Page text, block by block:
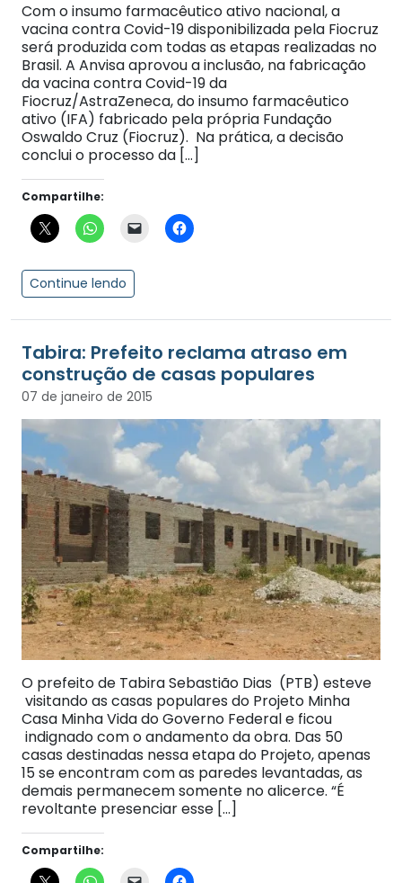
Com o insumo farmacêutico ativo nacional, a
vacina contra Covid-19 disponibilizada pela Fiocruz
será produzida com todas as etapas realizadas no
Brasil. A Anvisa aprovou a inclusão, na fabricação
da vacina contra Covid-19 da
Fiocruz/AstraZeneca, do insumo farmacêutico
ativo (IFA) fabricado pela própria Fundação
Oswaldo Cruz (Fiocruz). Na prática, a decisão
conclui o processo da […]
Compartilhe:
Continue lendo
Tabira: Prefeito reclama atraso em
construção de casas populares
07 de janeiro de 2015
O prefeito de Tabira Sebastião Dias (PTB) esteve
visitando as casas populares do Projeto Minha
Casa Minha Vida do Governo Federal e ficou
indignado com o andamento da obra. Das 50
casas destinadas nessa etapa do Projeto, apenas
15 se encontram com as paredes levantadas, as
demais permanecem somente no alicerce. “É
revoltante presenciar esse […]
Compartilhe: